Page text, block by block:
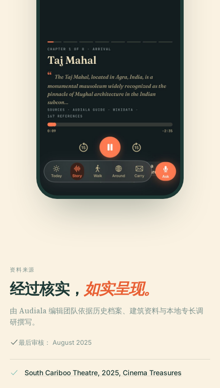
资料来源
经过核实， 如实呈现。
由 Audiala 编辑团队依据历史档案、建筑资料与本地专长调
研撰写。
最后审核： August 2025
South Cariboo Theatre, 2025, Cinema Treasures